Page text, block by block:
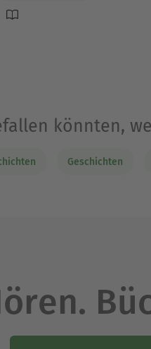
könnten,
Geschichten